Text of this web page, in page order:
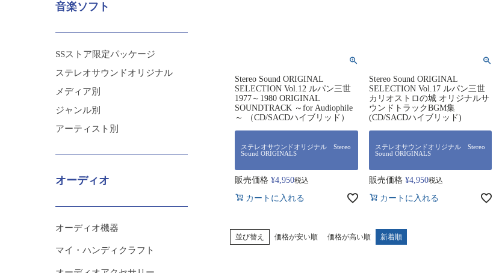
音楽ソフト
SSストア限定パッケージ
ステレオサウンドオリジナル
メディア別
ジャンル別
アーティスト別
オーディオ
オーディオ機器
マイ・ハンディクラフト
Stereo Sound ORIGINAL
SELECTION Vol.12 ルパン三世
1977～1980 ORIGINAL
SOUNDTRACK ～for Audiophile
～ （CD/SACDハイブリッド）
ステレオサウンドオリジナル Stereo
Sound ORIGINALS
販売価格 ¥4,950税込
カートに入れる
Stereo Sound ORIGINAL
SELECTION Vol.17 ルパン三世
カリオストロの城 オリジナルサ
ウンドトラックBGM集
(CD/SACDハイブリッド)
ステレオサウンドオリジナル Stereo
Sound ORIGINALS
販売価格 ¥4,950税込
カートに入れる
並び替え 価格が安い順 価格が高い順 新着順